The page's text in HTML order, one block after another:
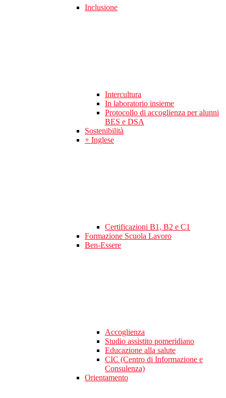
Inclusione
Intercultura
In laboratorio insieme
Protocollo di accoglienza per alunni
BES e DSA
Sostenibilità
+ Inglese
Certificazioni B1, B2 e C1
Formazione Scuola Lavoro
Ben-Essere
Accoglienza
Studio assistito pomeridiano
Educazione alla salute
CIC (Centro di Informazione e
Consulenza)
Orientamento